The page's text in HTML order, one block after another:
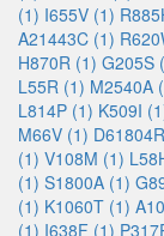
(1) I655V (1)
A21443C (1)
H870R (1) G205S
L55R (1) M2540A
L814P (1) K509I
M66V (1)
(1) V108M (1)
(1) S1800A (1)
(1) K1060T (1)
(1) I638F (1)